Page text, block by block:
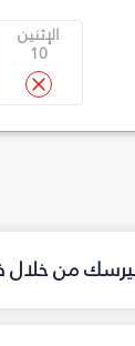
الإثنين
10
من خلال